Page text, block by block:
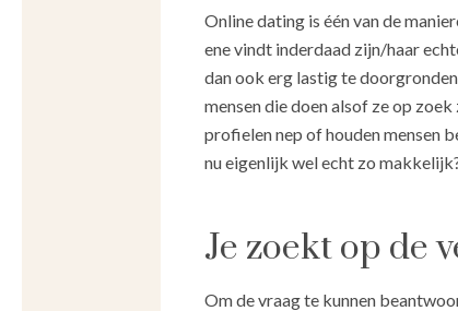
Online dating is één van de
ene vindt inderdaad zijn/haar
dan ook erg lastig te
mensen die doen alsof ze op
profielen nep of houden mensen
nu eigenlijk wel echt zo
Je zoekt op de
Om de vraag te kunnen